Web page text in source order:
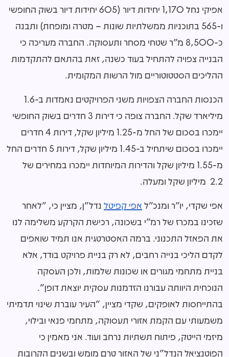
אפיקי נחל 1,170 יחידות דיור (605 יחידות דיור בשוק החופשי
ו-565 בתוכניות ממשלתיות שונות – מטרה ומופחת) ותבנה
כ-8,500 מ"ר שטחי מסחר ותעסוקה. החברה מעריכה כי
הבנייה צפויה להתחיל בעוד כשנה, זאת בהתאם להתקדמות
ההליכים הסטטוטוריים מול הרשות המקומית.
הכנסות החברה הצפויות משני הפרויקטים נאמדות ב-1.6
מיליארד שקל. החברה צופה כי דירות 3 חדרים בשוק החופשי
יימכרו בסכום של החל מ-1.25 מיליון שקל, דירות 4 חדרים
יימכרו בסכום שיתחיל ב-1.45 מיליון שקל, דירות 5 חדרים החל
מ-1.55 מיליון שקל והדירות המיוחדות יימכרו במחירים של
2.2 מיליון שקל ומעלה.
אפי שקדי, יו"ר ומנכ"ל אפי קפיטל נדל"ן, מציין כי, "לאחר
שזכינו במכרז של רמ"י בשכונה, רכישת הקרקע משלימה לנו
את הפאזל התכנוני. ברמה האסטרטגית אנו תמיד שואפים
לקדם הליכי בנייה רחבים, לא רק בניית פרויקט בודד, אלא
בניית מתחמי מגורים או שכונות שלמות, ולכן העסקה
הנוכחית היוותה עבורנו הזדמנות עסקית יוצאת דופן".
בהתייחסות לאופקים, שקדי מציין, "העיר עוברת שינוי תדמיתי
משמעותי עם הקמת אזורי תעסוקה, מתחמי פנאי ובילוי,
מיזמי הייטק, פיתוח תשתיות נרחב ועוד. אני מאמין כי
הפוטנציאל הנדל"ני של האזור טרם מומש ובשנים הקרובות